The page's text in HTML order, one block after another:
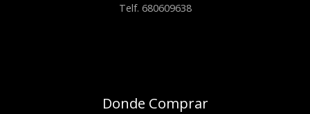
Telf. 680609638
Donde Comprar